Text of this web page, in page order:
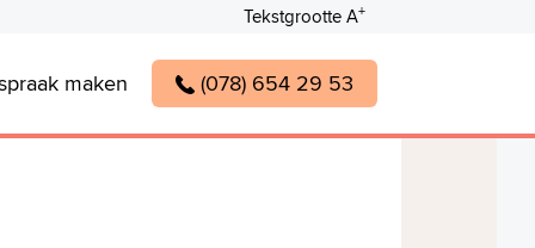
Tekstgrootte A+
maken (078) 654 29 53